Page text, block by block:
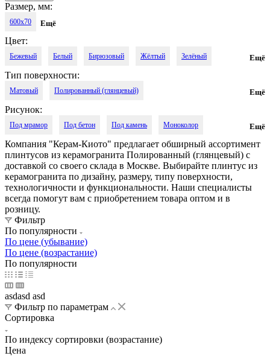
Размер, мм:
600x70 Ещё
Цвет:
Бежевый Белый Бирюзовый Жёлтый Зелёный
Кирпичный Коричневый
Светло-серый Серо-голубой Серый Синий
Тёмно-бежевый Тёмно-коричневый Тёмно-серый
Тёмно-голубой Чёрный Шампань
Ещё
Тип поверхности:
Матовый Полированный (глянцевый)
Структурированный (рельефный)
Ещё
Рисунок:
Под мрамор Под бетон Под камень Моноколор
Под травертин В полоску Под гранит Под песок
Под цемент
Ещё
Компания "Керам-Киото" предлагает обширный ассортимент
плинтусов из керамогранита Полированный (глянцевый) с
доставкой со своего склада в Москве. Выбирайте плинтус из
керамогранита по дизайну, размеру, типу поверхности,
технологичности и функциональности. Наши специалисты
всегда помогут вам с приобретением товара оптом и в
розницу.
Фильтр
По популярности
По цене (убывание)
По цене (возрастание)
По популярности
asdasd asd
Фильтр по параметрам
Сортировка
По индексу сортировки (возрастание)
Цена